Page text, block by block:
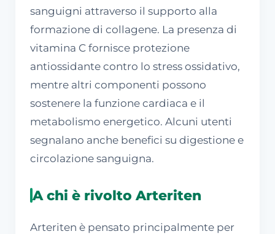
sanguigni attraverso il supporto alla
formazione di collagene. La presenza di
vitamina C fornisce protezione
antiossidante contro lo stress ossidativo,
mentre altri componenti possono
sostenere la funzione cardiaca e il
metabolismo energetico. Alcuni utenti
segnalano anche benefici su digestione e
circolazione sanguigna.
A chi è rivolto Arteriten
Arteriten è pensato principalmente per